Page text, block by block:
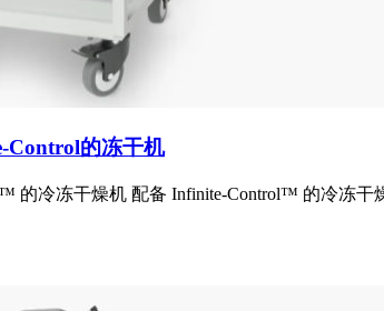
Control的冻干机
的冷冻干燥机 配备 Infinite-Control™ 的冷冻